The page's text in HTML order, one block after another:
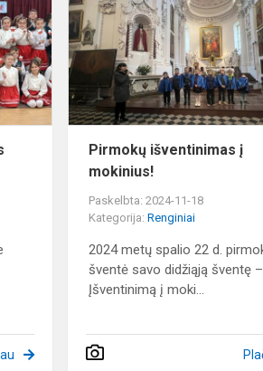
atkūrimo
metinių
šventė!
Pirmokų išventinimas į
mokinius!
Paskelbta: 2024-11-18
Kategorija:Renginiai
2024 metų spalio 22 d.
šventė savo didžiąją šventę –
Įšventinimą į moki...